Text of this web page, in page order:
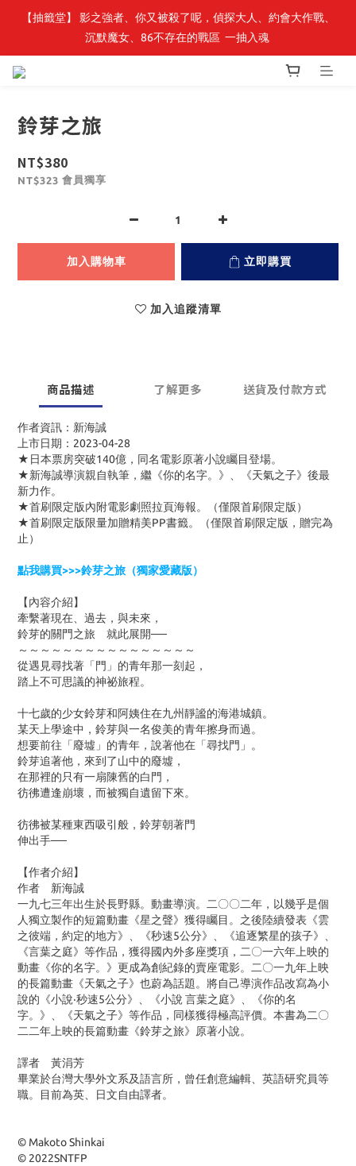
最新開賣🔥「全知讀者視角」 周邊商品
【抽籤堂】 影之強者、你又被殺了呢，偵探大人、約會大作戰、
沉默魔女、86不存在的戰區  一抽入魂
鈴芽之旅
NT$380
NT$323 會員獨享
加入購物車 立即購買
加入追蹤清單
商品描述 了解更多 送貨及付款方式
作者資訊：新海誠
上市日期：2023-04-28
★日本票房突破140億，同名電影原著小說矚目登場。
★新海誠導演親自執筆，繼《你的名字。》、《天氣之子》後最
新力作。
★首刷限定版內附電影劇照拉頁海報。（僅限首刷限定版）
★首刷限定版限量加贈精美PP書籤。（僅限首刷限定版，贈完為
止）
點我購買>>>鈴芽之旅（獨家愛藏版）
【內容介紹】
牽繫著現在、過去，與未來，
鈴芽的關門之旅 就此展開──
～～～～～～～～～～～～～～～～
從遇見尋找著「門」的青年那一刻起，
踏上不可思議的神祕旅程。
十七歲的少女鈴芽和阿姨住在九州靜謐的海港城鎮。
某天上學途中，鈴芽與一名俊美的青年擦身而過。
想要前往「廢墟」的青年，說著他在「尋找門」。
鈴芽追著他，來到了山中的廢墟，
在那裡的只有一扇陳舊的白門，
彷彿遭逢崩壞，而被獨自遺留下來。
彷彿被某種東西吸引般，鈴芽朝著門
伸出手──
【作者介紹】
作者 新海誠
一九七三年出生於長野縣。動畫導演。二〇〇二年，以幾乎是個
人獨立製作的短篇動畫《星之聲》獲得矚目。之後陸續發表《雲
之彼端，約定的地方》、《秒速5公分》、《追逐繁星的孩子》、
《言葉之庭》等作品，獲得國內外多座獎項，二〇一六年上映的
動畫《你的名字。》更成為創紀錄的賣座電影。二〇一九年上映
的長篇動畫《天氣之子》也蔚為話題。將自己導演作品改寫為小
說的《小說‧秒速5公分》、《小說 言葉之庭》、《你的名
字。》、《天氣之子》等作品，同樣獲得極高評價。本書為二〇
二二年上映的長篇動畫《鈴芽之旅》原著小說。
譯者 黃涓芳
畢業於台灣大學外文系及語言所，曾任創意編輯、英語研究員等
職。目前為英、日文自由譯者。
© Makoto Shinkai
© 2022SNTFP